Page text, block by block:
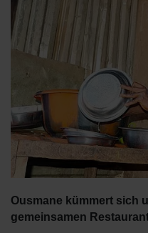
Ousmane kümmert sich
gemeinsamen